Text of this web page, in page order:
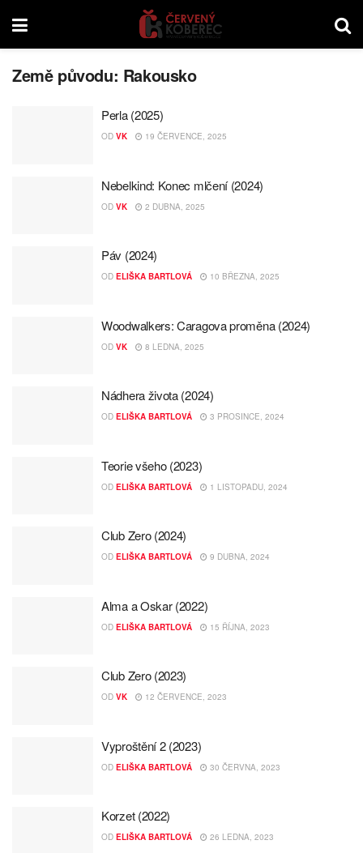
Země původu: Rakousko
Perla (2025)
OD VK 19 ČERVENCE, 2025
Nebelkind: Konec mlčení (2024)
OD VK 2 DUBNA, 2025
Páv (2024)
OD ELIŠKA BARTLOVÁ 10 BŘEZNA, 2025
Woodwalkers: Caragova proměna (2024)
OD VK 8 LEDNA, 2025
Nádhera života (2024)
OD ELIŠKA BARTLOVÁ 3 PROSINCE, 2024
Teorie všeho (2023)
OD ELIŠKA BARTLOVÁ 1 LISTOPADU, 2024
Club Zero (2024)
OD ELIŠKA BARTLOVÁ 9 DUBNA, 2024
Alma a Oskar (2022)
OD ELIŠKA BARTLOVÁ 15 ŘÍJNA, 2023
Club Zero (2023)
OD VK 12 ČERVENCE, 2023
Vyproštění 2 (2023)
OD ELIŠKA BARTLOVÁ 30 ČERVNA, 2023
Korzet (2022)
OD ELIŠKA BARTLOVÁ 26 LEDNA, 2023